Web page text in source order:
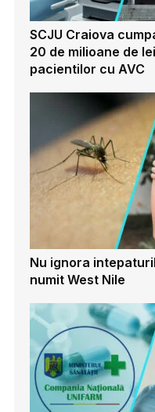
SCJU Craiova
20 de milioane de
pacientilor cu AVC
Nu ignora
numit West Nile